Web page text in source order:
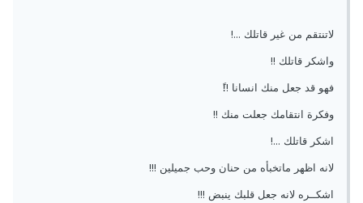
لاتنتقم من غير قاتلك ...!
واشكر قاتلك !!
فهو قد جعل منك انسانا !!ً
وفكرة انتقامك جعلت منك !!
اشكر قاتلك ...!
لانه اظهر ماتخبأه من حنان وحب جميلين !!!
اشكــره لانه جعل قلبك ينبض !!!